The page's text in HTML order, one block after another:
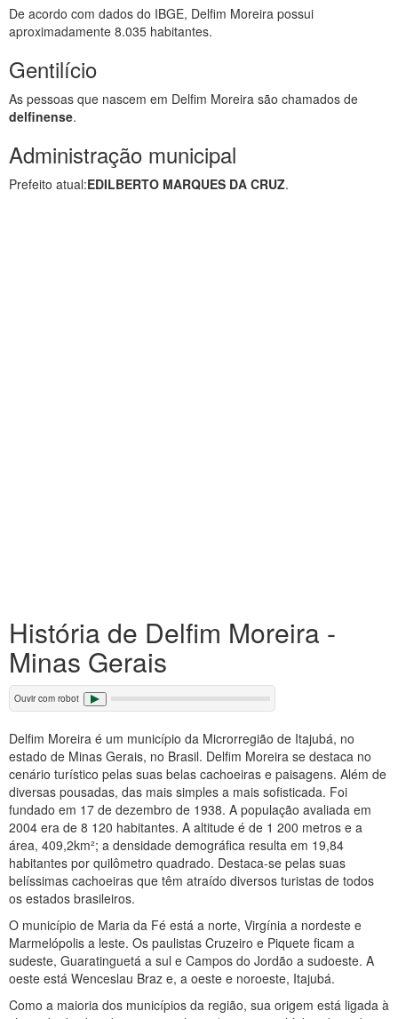
De acordo com dados do IBGE, Delfim Moreira possui
aproximadamente 8.035 habitantes.
Gentilício
As pessoas que nascem em Delfim Moreira são chamados de
delfinense.
Administração municipal
Prefeito atual:EDILBERTO MARQUES DA CRUZ.
História de Delfim Moreira -
Minas Gerais
Ouvir com robot
Delfim Moreira é um município da Microrregião de Itajubá, no
estado de Minas Gerais, no Brasil. Delfim Moreira se destaca no
cenário turístico pelas suas belas cachoeiras e paisagens. Além de
diversas pousadas, das mais simples a mais sofisticada. Foi
fundado em 17 de dezembro de 1938. A população avaliada em
2004 era de 8 120 habitantes. A altitude é de 1 200 metros e a
área, 409,2km²; a densidade demográfica resulta em 19,84
habitantes por quilômetro quadrado. Destaca-se pelas suas
belíssimas cachoeiras que têm atraído diversos turistas de todos
os estados brasileiros.
O município de Maria da Fé está a norte, Virgínia a nordeste e
Marmelópolis a leste. Os paulistas Cruzeiro e Piquete ficam a
sudeste, Guaratinguetá a sul e Campos do Jordão a sudoeste. A
oeste está Wenceslau Braz e, a oeste e noroeste, Itajubá.
Como a maioria dos municípios da região, sua origem está ligada à